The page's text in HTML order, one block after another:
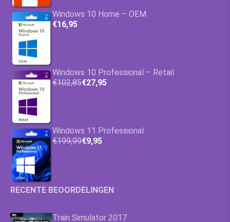
Windows 10 Home – OEM
€16,95
Windows 10 Professional – Retail
€102,85€27,95
Windows 11 Professional
€199,99€9,95
RECENTE BEOORDELINGEN
Train Simulator 2017